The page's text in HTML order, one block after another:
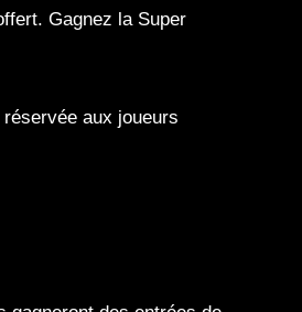
Gagnez la Super
aux joueurs